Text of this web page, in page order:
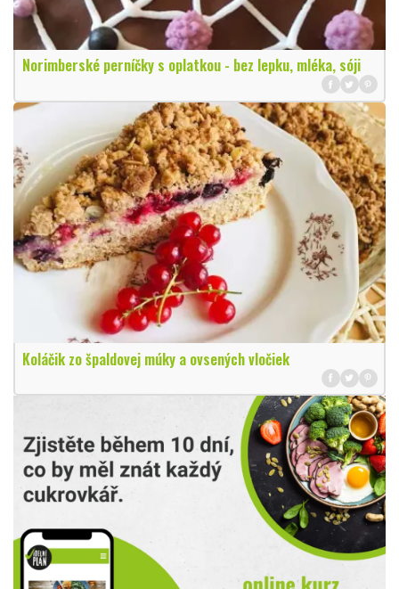
Norimberské perníčky s oplatkou - bez lepku, mléka, sóji
Koláčik zo špaldovej múky a ovsených vločiek